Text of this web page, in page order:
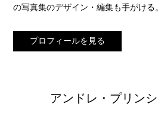
の写真集のデザイン・編集も手がける
プロフィールを見る
アンドレ・プリン